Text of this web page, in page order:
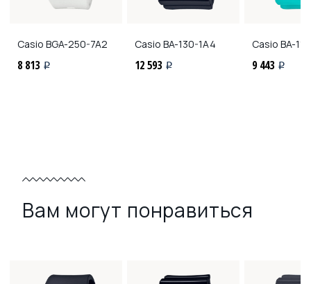
Casio BGA-250-7A2
8 813 i
Casio BA-130-1A4
12 593 i
Casio BA-
9 443 i
Вам могут понравиться